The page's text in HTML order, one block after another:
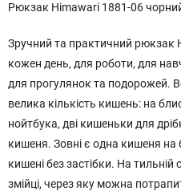
Рюкзак Himawari 1881-06
Зручний та практичний рюкзак
кожен день, для роботи, для
для прогулянок та подорожей.
велика кількість кишень: на
нойтбука, дві кишеньки для
кишеня. Зовні є одна кишеня на
кишені без застібки. На
змійці, через яку можна